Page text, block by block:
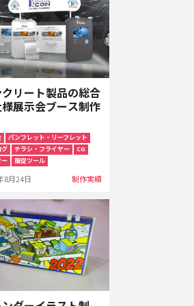
クリート製品の総合
展示会ブース制作
パンフレット・リーフレット
グ
チラシ・フライヤー
CG
ー
販促ツール
8月24日 制作実績